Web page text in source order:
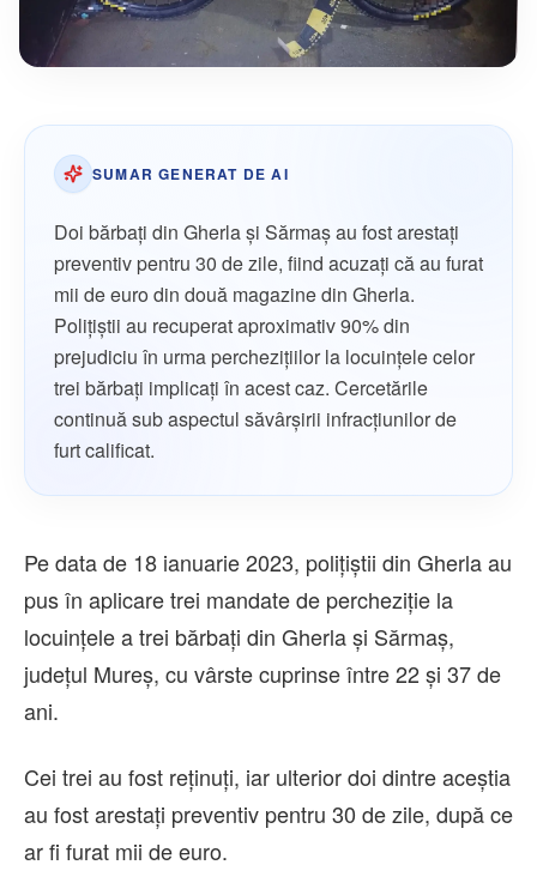
SUMAR GENERAT DE AI
Doi bărbați din Gherla și Sărmaș au fost arestați
preventiv pentru 30 de zile, fiind acuzați că au furat
mii de euro din două magazine din Gherla.
Polițiștii au recuperat aproximativ 90% din
prejudiciu în urma perchezițiilor la locuințele celor
trei bărbați implicați în acest caz. Cercetările
continuă sub aspectul săvârșirii infracțiunilor de
furt calificat.
Pe data de 18 ianuarie 2023, polițiștii din Gherla au
pus în aplicare trei mandate de percheziție la
locuințele a trei bărbați din Gherla și Sărmaș,
județul Mureș, cu vârste cuprinse între 22 și 37 de
ani.
Cei trei au fost reținuți, iar ulterior doi dintre aceștia
au fost arestați preventiv pentru 30 de zile, după ce
ar fi furat mii de euro.